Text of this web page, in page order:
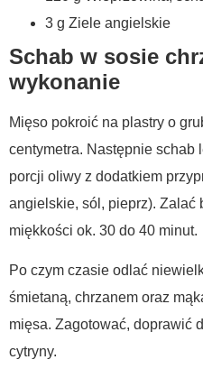
3 g Ziele angielskie
Schab w sosie
wykonanie
Mięso pokroić na plastry o
centymetra. Następnie schab
porcji oliwy z dodatkiem
angielskie, sól, pieprz). Zalać
miękkości ok. 30 do 40 minut.
Po czym czasie odlać
śmietaną, chrzanem oraz
mięsa. Zagotować, doprawić
cytryny.